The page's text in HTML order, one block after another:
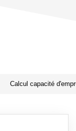
Calcul capacité